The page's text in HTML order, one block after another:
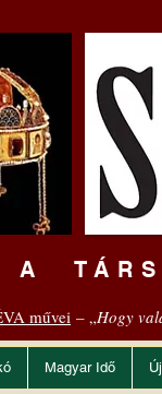
A
művei – „Hogy
Magyar Idő